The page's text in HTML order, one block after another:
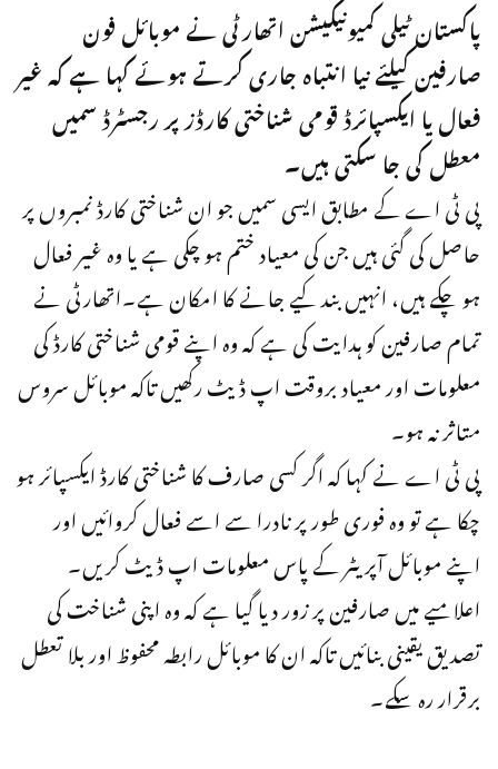
پاکستان ٹیلی کمیونیکیشن اتھارٹی نے موبائل فون
صارفین کیلئے نیا انتباہ جاری کرتے ہوئے کہا ہے کہ غیر
فعال یا ایکسپائرڈ قومی شناختی کارڈز پر رجسٹرڈ سمیں
معطل کی جا سکتی ہیں۔
پی ٹی اے کے مطابق ایسی سمیں جو ان شناختی کارڈ نمبروں پر
حاصل کی گئی ہیں جن کی معیاد ختم ہو چکی ہے یا وہ غیر فعال
ہو چکے ہیں، انہیں بند کیے جانے کا امکان ہے۔اتھارٹی نے
تمام صارفین کو ہدایت کی ہے کہ وہ اپنے قومی شناختی کارڈ کی
معلومات اور معیاد بروقت اپ ڈیٹ رکھیں تاکہ موبائل سروس
متاثر نہ ہو۔
پی ٹی اے نے کہا کہ اگر کسی صارف کا شناختی کارڈ ایکسپائر ہو
چکا ہے تو وہ فوری طور پر نادرا سے اسے فعال کروائیں اور
اپنے موبائل آپریٹر کے پاس معلومات اپ ڈیٹ کریں۔
اعلامیے میں صارفین پر زور دیا گیا ہے کہ وہ اپنی شناخت کی
تصدیق یقینی بنائیں تاکہ ان کا موبائل رابطہ محفوظ اور بلا تعطل
برقرار رہ سکے۔